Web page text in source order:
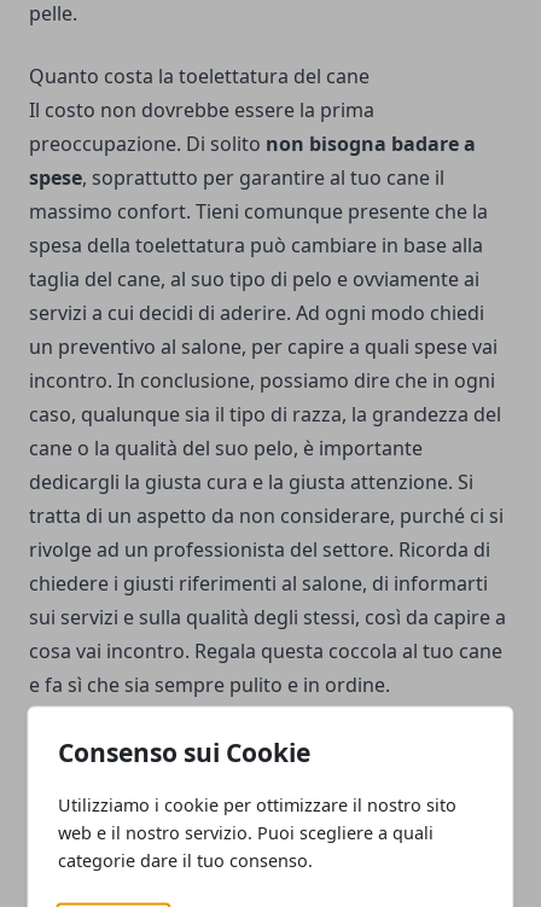
Consenso sui Cookie
Utilizziamo i cookie per ottimizzare il nostro sito
web e il nostro servizio. Puoi scegliere a quali
categorie dare il tuo consenso.
pelle.
Quanto costa la toelettatura del cane
Il costo non dovrebbe essere la prima
preoccupazione. Di solito non bisogna badare a
spese, soprattutto per garantire al tuo cane il
massimo confort. Tieni comunque presente che la
spesa della toelettatura può cambiare in base alla
taglia del cane, al suo tipo di pelo e ovviamente ai
servizi a cui decidi di aderire. Ad ogni modo chiedi
un preventivo al salone, per capire a quali spese vai
incontro. In conclusione, possiamo dire che in ogni
caso, qualunque sia il tipo di razza, la grandezza del
cane o la qualità del suo pelo, è importante
dedicargli la giusta cura e la giusta attenzione. Si
tratta di un aspetto da non considerare, purché ci si
rivolge ad un professionista del settore. Ricorda di
chiedere i giusti riferimenti al salone, di informarti
sui servizi e sulla qualità degli stessi, così da capire a
cosa vai incontro. Regala questa coccola al tuo cane
e fa sì che sia sempre pulito e in ordine.
Facebook
TwitterWhatsapp